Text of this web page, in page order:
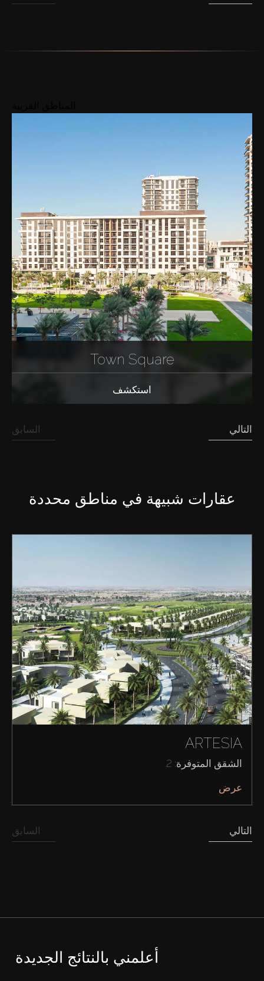
Town Square
استكشف
السابق التالي
عقارات شبيهة في مناطق محددة
ARTESIA
الشقق المتوفرة: 2
عرض
السابق التالي
أعلمني بالنتائج الجديدة